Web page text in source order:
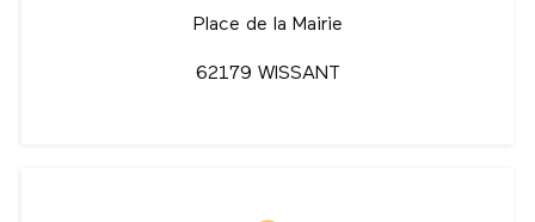
Place de la Mairie
62179 WISSANT